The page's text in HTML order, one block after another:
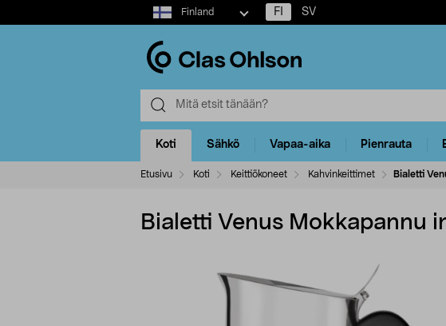
Select
market
Finland FI SV
Koti Sähkö Vapaa-aika Pienrauta
Etusivu Koti Keittiökoneet Kahvinkeittimet Bialetti
Bialetti Venus Mokkapannu